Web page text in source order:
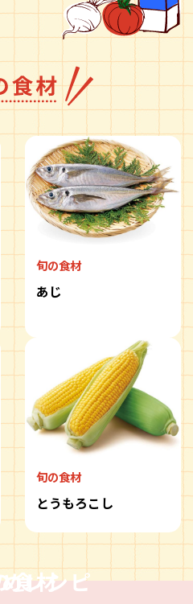
旬の食材
あじ
旬の食材
とうもろこし
レシピ
食材